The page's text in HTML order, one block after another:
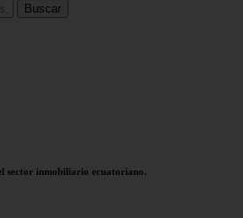
Buscar
sector inmobiliario ecuatoriano.